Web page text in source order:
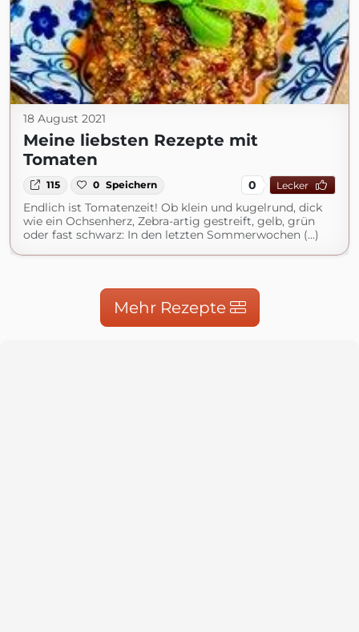
18 August 2021
Meine liebsten Rezepte mit
Tomaten
115 0 Speichern 0 Lecker
Endlich ist Tomatenzeit! Ob klein und kugelrund, dick
wie ein Ochsenherz, Zebra-artig gestreift, gelb, grün
oder fast schwarz: In den letzten Sommerwochen (...)
Mehr Rezepte